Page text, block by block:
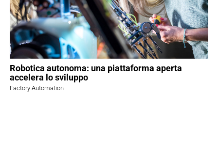
Robotica autonoma: una piattaforma aperta
accelera lo sviluppo
Factory Automation